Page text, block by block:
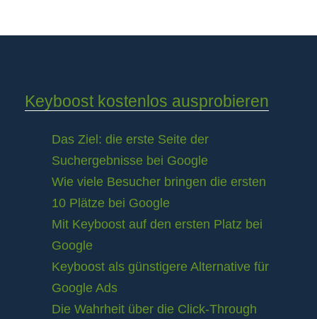
Keyboost kostenlos ausprobieren
Das Ziel: die erste Seite der
Suchergebnisse bei Google
Wie viele Besucher bringen die ersten
10 Plätze bei Google
Mit Keyboost auf den ersten Platz bei
Google
Keyboost als günstigere Alternative für
Google Ads
Die Wahrheit über die Click-Through